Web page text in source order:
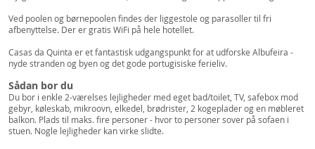
Ved poolen og børnepoolen findes der liggestole og parasoller til fri
afbenyttelse. Der er gratis WiFi på hele hotellet.
Casas da Quinta er et fantastisk udgangspunkt for at udforske Albufeira -
nyde stranden og byen og det gode portugisiske ferieliv.
Sådan bor du
Du bor i enkle 2-værelses lejligheder med eget bad/toilet, TV, safebox mod
gebyr, køleskab, mikroovn, elkedel, brødrister, 2 kogeplader og en møbleret
balkon. Plads til maks. fire personer - hvor to personer sover på sofaen i
stuen. Nogle lejligheder kan virke slidte.